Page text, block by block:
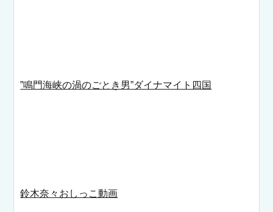
”鳴門海峡の渦のごとき男”ダイナマイト四国
鈴木奈々おしっこ動画